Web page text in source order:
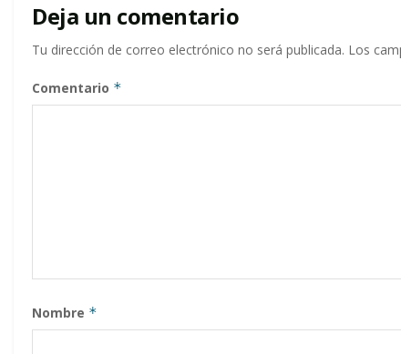
Deja un comentario
Tu dirección de correo electrónico no será publicada. Los
Comentario *
Nombre *